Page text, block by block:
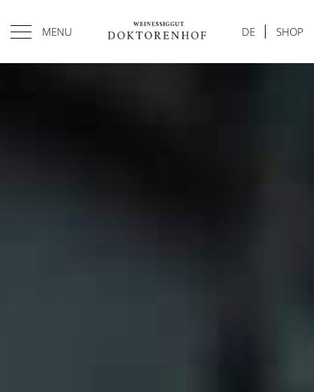
MENU DE SHOP